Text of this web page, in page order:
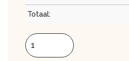
Totaal:
Screen 220 cm x 250 cm aantal